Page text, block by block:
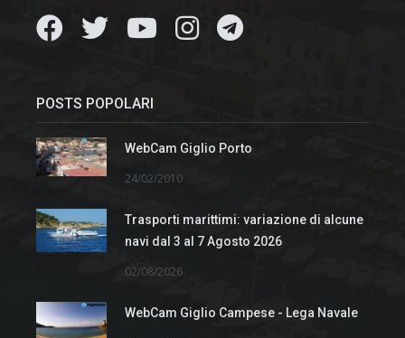
POSTS POPOLARI
WebCam Giglio Porto
24/02/2010
Trasporti marittimi: variazione di alcune
navi dal 3 al 7 Agosto 2026
02/08/2026
WebCam Giglio Campese - Lega Navale